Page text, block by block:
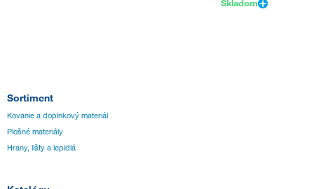
Skladom
Sortiment
Kovanie a doplnkový materiál
Plošné materiály
Hrany, lišty a lepidlá